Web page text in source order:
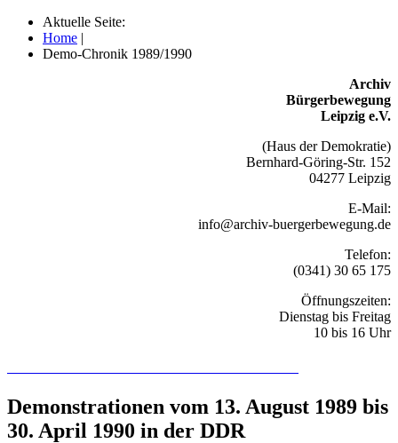
Aktuelle Seite:
Home |
Demo-Chronik 1989/1990
Archiv
Bürgerbewegung
Leipzig e.V.
(Haus der Demokratie)
Bernhard-Göring-Str. 152
04277 Leipzig
E-Mail:
info@archiv-buergerbewegung.de
Telefon:
(0341) 30 65 175
Öffnungszeiten:
Dienstag bis Freitag
10 bis 16 Uhr
Demonstrationen vom 13. August 1989 bis
30. April 1990 in der DDR